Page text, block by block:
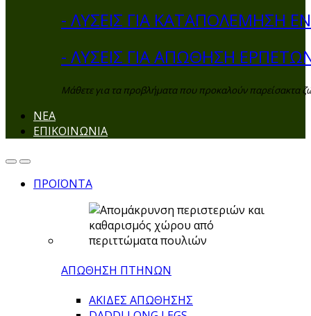
- ΛΥΣΕΙΣ ΓΙΑ ΚΑΤΑΠΟΛΕΜΗΣΗ
- ΛΥΣΕΙΣ ΓΙΑ ΑΠΩΘΗΣΗ
Μάθετε για τα προβλήματα που προκαλούν παρείσακτα
ΝΕΑ
ΕΠΙΚΟΙΝΩΝΙΑ
ΠΡΟΪΟΝΤΑ
ΑΠΩΘΗΣΗ ΠΤΗΝΩΝ
ΑΚΙΔΕΣ ΑΠΩΘΗΣΗΣ